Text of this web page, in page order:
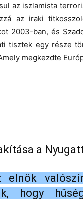
az iszlamista
az iraki
2003-ban, és
tisztek egy része
megkezdte
a
elnök
hogy